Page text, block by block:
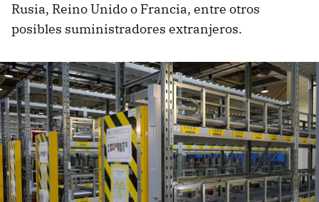
Rusia, Reino Unido o Francia, entre otros
posibles suministradores extranjeros.